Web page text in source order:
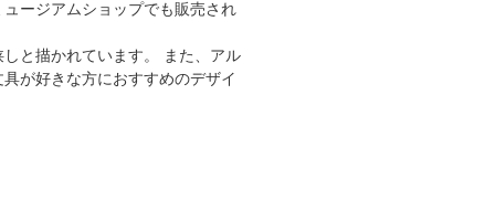
ージアムショップでも販売され
と描かれています。 また、アル
が好きな方におすすめのデザイ